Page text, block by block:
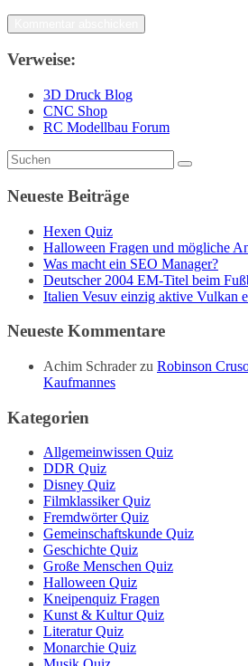
Verweise:
3D Druck Blog
CNC Shop
RC Modellbau Forum
Neueste Beiträge
Hexen Quiz
Halloween Fragen und mögliche
Was macht ein SEO Manager?
Deutscher 2004 EM-Titel beim
Italien Vesuv einzig aktive Vulkan
Neueste Kommentare
Achim Schraderzu Robinson
Kaufmannes
Kategorien
Allgemeinwissen Quiz
DDR Quiz
Disney Quiz
Filmklassiker Quiz
Fremdwörter Quiz
Gemeinschaftskunde Quiz
Geschichte Quiz
Große Menschen Quiz
Halloween Quiz
Kneipenquiz Fragen
Kunst & Kultur Quiz
Literatur Quiz
Monarchie Quiz